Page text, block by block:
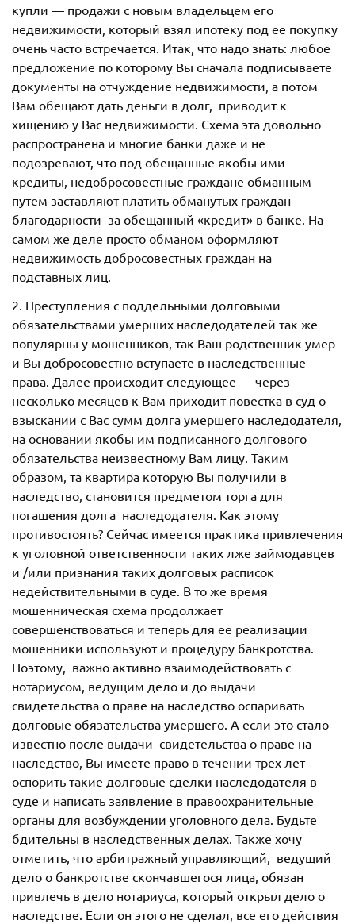
купли — продажи с новым владельцем его
недвижимости, который взял ипотеку под ее покупку
очень часто встречается. Итак, что надо знать: любое
предложение по которому Вы сначала подписываете
документы на отчуждение недвижимости, а потом
Вам обещают дать деньги в долг, приводит к
хищению у Вас недвижимости. Схема эта довольно
распространена и многие банки даже и не
подозревают, что под обещанные якобы ими
кредиты, недобросовестные граждане обманным
путем заставляют платить обманутых граждан
благодарности за обещанный «кредит» в банке. На
самом же деле просто обманом оформляют
недвижимость добросовестных граждан на
подставных лиц.
2. Преступления с поддельными долговыми
обязательствами умерших наследодателей так же
популярны у мошенников, так Ваш родственник умер
и Вы добросовестно вступаете в наследственные
права. Далее происходит следующее — через
несколько месяцев к Вам приходит повестка в суд о
взыскании с Вас сумм долга умершего наследодателя,
на основании якобы им подписанного долгового
обязательства неизвестному Вам лицу. Таким
образом, та квартира которую Вы получили в
наследство, становится предметом торга для
погашения долга наследодателя. Как этому
противостоять? Сейчас имеется практика привлечения
к уголовной ответственности таких лже займодавцев
и /или признания таких долговых расписок
недействительными в суде. В то же время
мошенническая схема продолжает
совершенствоваться и теперь для ее реализации
мошенники используют и процедуру банкротства.
Поэтому, важно активно взаимодействовать с
нотариусом, ведущим дело и до выдачи
свидетельства о праве на наследство оспаривать
долговые обязательства умершего. А если это стало
известно после выдачи свидетельства о праве на
наследство, Вы имеете право в течении трех лет
оспорить такие долговые сделки наследодателя в
суде и написать заявление в правоохранительные
органы для возбуждении уголовного дела. Будьте
бдительны в наследственных делах. Также хочу
отметить, что арбитражный управляющий, ведущий
дело о банкротстве скончавшегося лица, обязан
привлечь в дело нотариуса, который открыл дело о
наследстве. Если он этого не сделал, все его действия